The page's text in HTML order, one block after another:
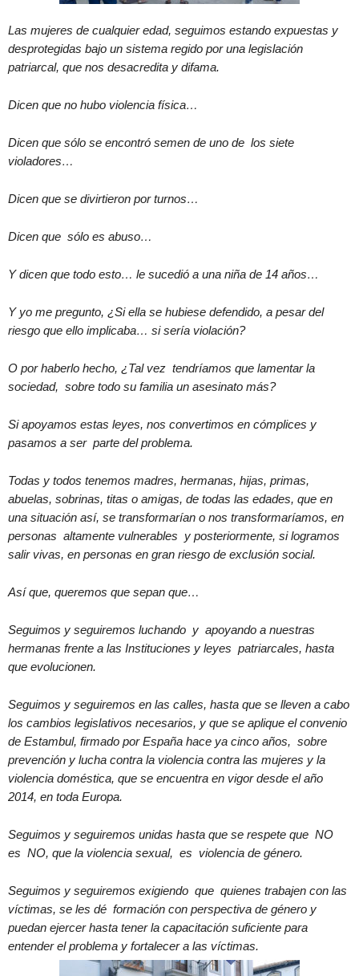
Las mujeres de cualquier edad, seguimos estando expuestas y
desprotegidas bajo un sistema regido por una legislación
patriarcal, que nos desacredita y difama.
Dicen que no hubo violencia física…
Dicen que sólo se encontró semen de uno de los siete
violadores…
Dicen que se divirtieron por turnos…
Dicen que sólo es abuso…
Y dicen que todo esto… le sucedió a una niña de 14 años…
Y yo me pregunto, ¿Si ella se hubiese defendido, a pesar del
riesgo que ello implicaba… si sería violación?
O por haberlo hecho, ¿Tal vez tendríamos que lamentar la
sociedad, sobre todo su familia un asesinato más?
Si apoyamos estas leyes, nos convertimos en cómplices y
pasamos a ser parte del problema.
Todas y todos tenemos madres, hermanas, hijas, primas,
abuelas, sobrinas, titas o amigas, de todas las edades, que en
una situación así, se transformarían o nos transformaríamos, en
personas altamente vulnerables y posteriormente, si logramos
salir vivas, en personas en gran riesgo de exclusión social.
Así que, queremos que sepan que…
Seguimos y seguiremos luchando y apoyando a nuestras
hermanas frente a las Instituciones y leyes patriarcales, hasta
que evolucionen.
Seguimos y seguiremos en las calles, hasta que se lleven a cabo
los cambios legislativos necesarios, y que se aplique el convenio
de Estambul, firmado por España hace ya cinco años, sobre
prevención y lucha contra la violencia contra las mujeres y la
violencia doméstica, que se encuentra en vigor desde el año
2014, en toda Europa.
Seguimos y seguiremos unidas hasta que se respete que NO
es NO, que la violencia sexual, es violencia de género.
Seguimos y seguiremos exigiendo que quienes trabajen con las
víctimas, se les dé formación con perspectiva de género y
puedan ejercer hasta tener la capacitación suficiente para
entender el problema y fortalecer a las víctimas.